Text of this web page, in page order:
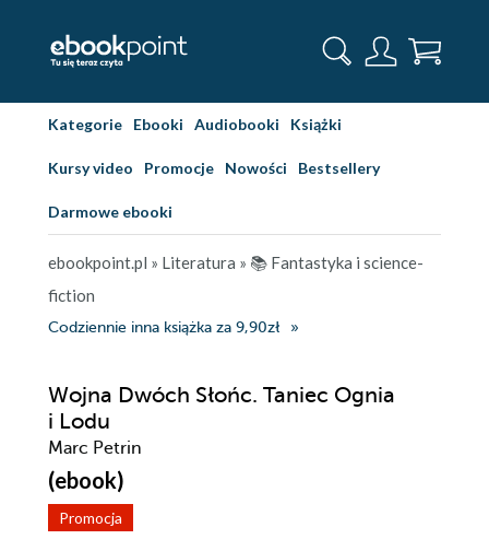
Kategorie Ebooki Audiobooki Książki
Kursy video Promocje Nowości Bestsellery
Darmowe ebooki
ebookpoint.pl » Literatura » 📚 Fantastyka i science-
fiction
Codziennie inna książka za 9,90zł
Wojna Dwóch Słońc. Taniec Ognia
i Lodu
Marc Petrin
(ebook)
Promocja